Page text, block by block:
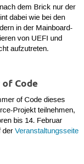
dem Brick nur der
dabei wie bei den
in der Mainboard-
von UEFI und
aufzutreten.
Code
of Code dieses
Projekt teilnehmen,
bis 14. Februar
der Veranstaltungsseite